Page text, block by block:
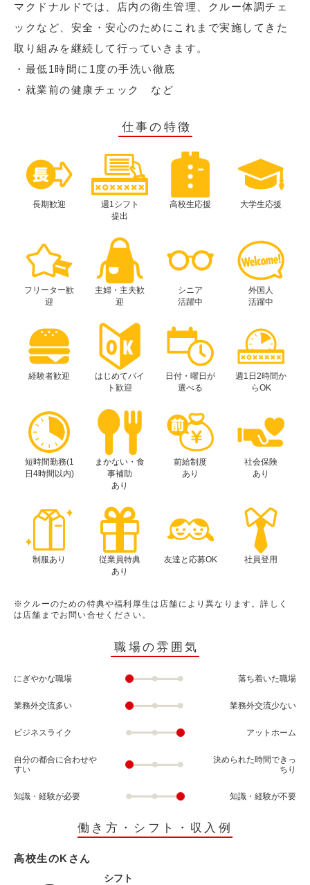
マクドナルドでは、店内の衛生管理、クルー体調チェ
ックなど、安全・安心のためにこれまで実施してきた
取り組みを継続して行っていきます。
・最低1時間に1度の手洗い徹底
・就業前の健康チェック など
仕事の特徴
長期歓迎
週1シフト
提出
高校生応援 大学生応援
フリーター歓
迎
主婦・主夫歓
迎
シニア
活躍中
外国人
活躍中
経験者歓迎
はじめてバイ
ト歓迎
日付・曜日が
選べる
週1日2時間か
らOK
短時間勤務(1
日4時間以内)
まかない・食
事補助
あり
前給制度
あり
社会保険
あり
制服あり
従業員特典
あり
友達と応募OK 社員登用
※クルーのための特典や福利厚生は店舗により異なります。詳しく
は店舗までお問い合せください。
職場の雰囲気
にぎやかな職場 落ち着いた職場
業務外交流多い 業務外交流少ない
ビジネスライク アットホーム
自分の都合に合わせや
すい
決められた時間できっ
ちり
知識・経験が必要 知識・経験が不要
働き方・シフト・収入例
高校生のKさん
シフト